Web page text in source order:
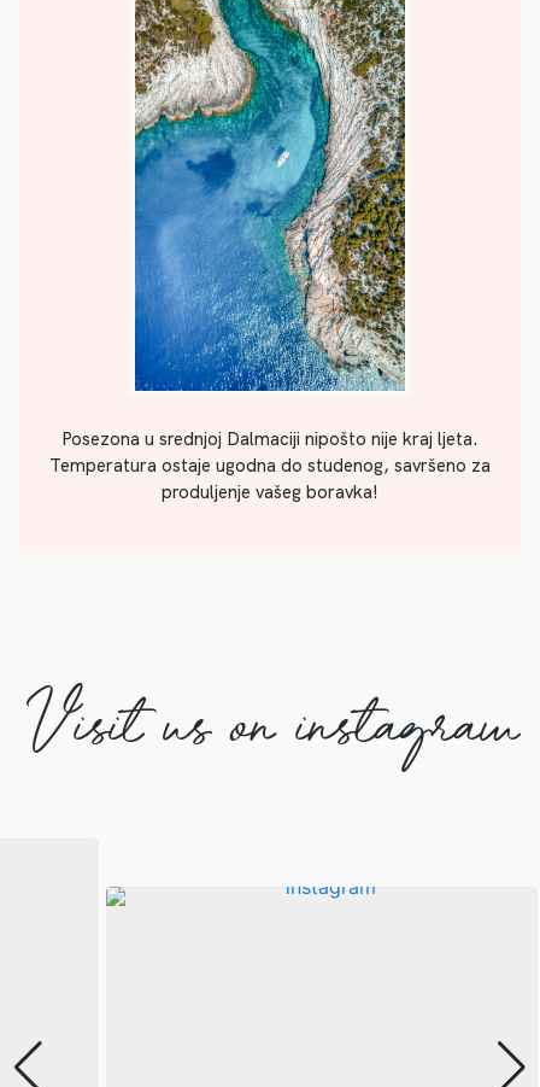
Posezona u srednjoj Dalmaciji nipošto nije kraj ljeta.
Temperatura ostaje ugodna do studenog, savršeno za
produljenje vašeg boravka!
Visit us on instagram